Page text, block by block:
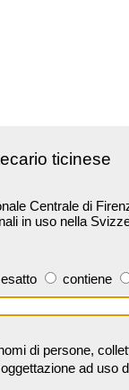
ticinese
Centrale di
in uso nella
contiene
di persone,
ad uso